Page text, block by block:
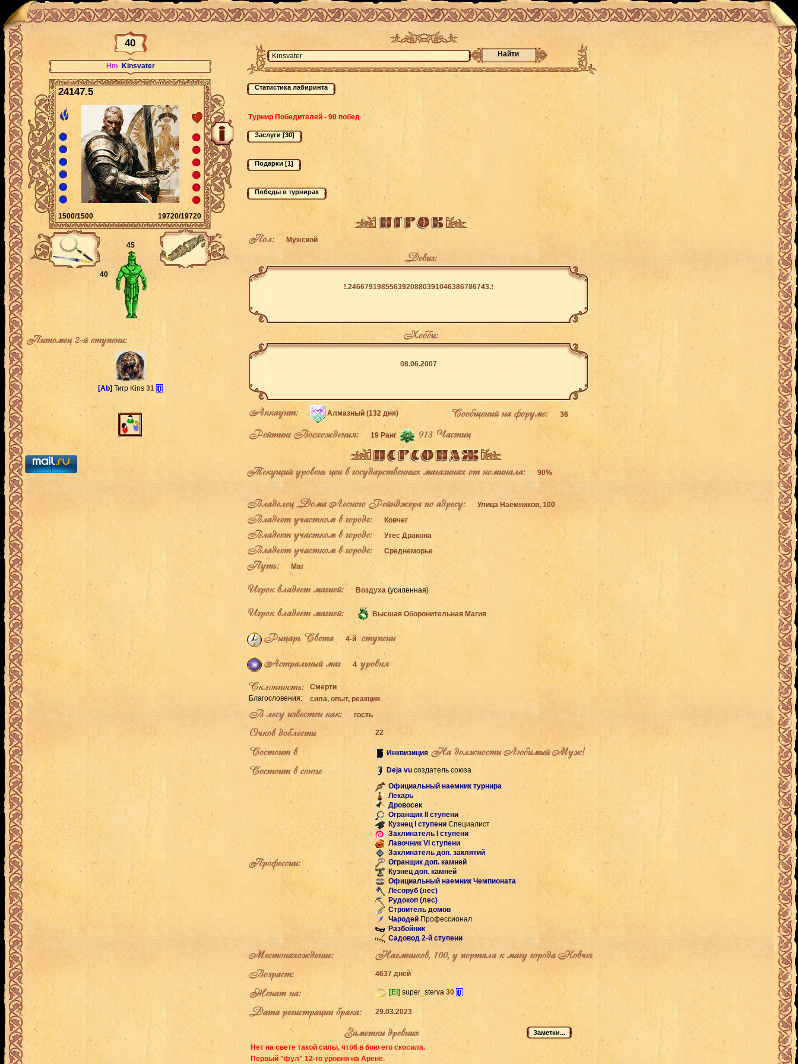
40
Hm Kinsvater
24147.5
1500/1500 19720/19720
45
40
Питомец 2-й ступени:
[Ab] Тигр Kins 31 [i]
Найти
Турнир Победителей - 90 побед
Пол: Мужской
Девиз:
!.2466791985563920880391046386786743.!
Хобби:
08.06.2007
Аккаунт: Алмазный (132 дня) Сообщений на форуме: 36
Рейтинг Восхождения: 19 Ранг 913 Частиц
Текущий уровень цен в государственных магазинах от номинала: 90%
Владелец Дома Лесного Рейнджера по адресу: Улица Наемников, 100
Владеет участком в городе: Ковчег
Владеет участком в городе: Утес Дракона
Владеет участком в городе: Среднеморье
Путь: Маг
Игрок владеет магией: Воздуха (усиленная)
Игрок владеет магией: Высшая Оборонительная Магия
Рыцарь Света 4-й
ступени
Астральный маг
4 уровня
Смерти
Благословения:
сила, опыт, реакция
В лесу известен как: гость
Очков доблести 22
Состоит в Инквизиция На должности Любимый Муж!
Состоит в союзе
Deja vu создатель союза
Профессии:
Официальный наемник турнира
Лекарь
Дровосек
Огранщик II ступени
Кузнец I ступени Специалист
Заклинатель I ступени
Лавочник VI ступени
Заклинатель доп. заклятий
Огранщик доп. камней
Кузнец доп. камней
Официальный наемник Чемпионата
Лесоруб (лес)
Рудокоп (лес)
Строитель домов
Чародей Профессионал
Разбойник
Садовод 2-й ступени
Местонахождение:
Наемников, 100, у портала к магу города Ковчег
Возраст:
4637 дней
Женат на: [El] super_sterva 30 [i]
Дата регистрации брака: 29.03.2023
Заметки древних
Нет на свете такой силы, чтоб в бою его скосила.
Первый "фул" 12-го уровня на Арене.